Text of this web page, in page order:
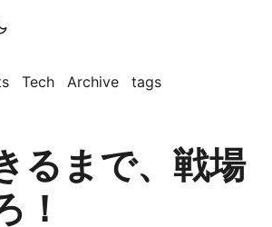
Tech Archive tags
るまで、戦場
！